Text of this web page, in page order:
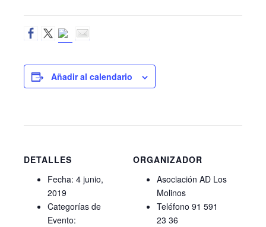
Añadir al calendario
DETALLES
Fecha: 4 junio,
2019
Categorías de
Evento:
ORGANIZADOR
Asociación AD Los
Molinos
Teléfono 91 591
23 36